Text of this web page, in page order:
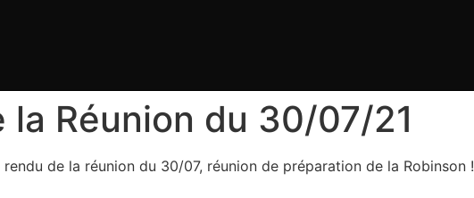
la Réunion du 30/07/21
de la réunion du 30/07, réunion de préparation de la Robinson !